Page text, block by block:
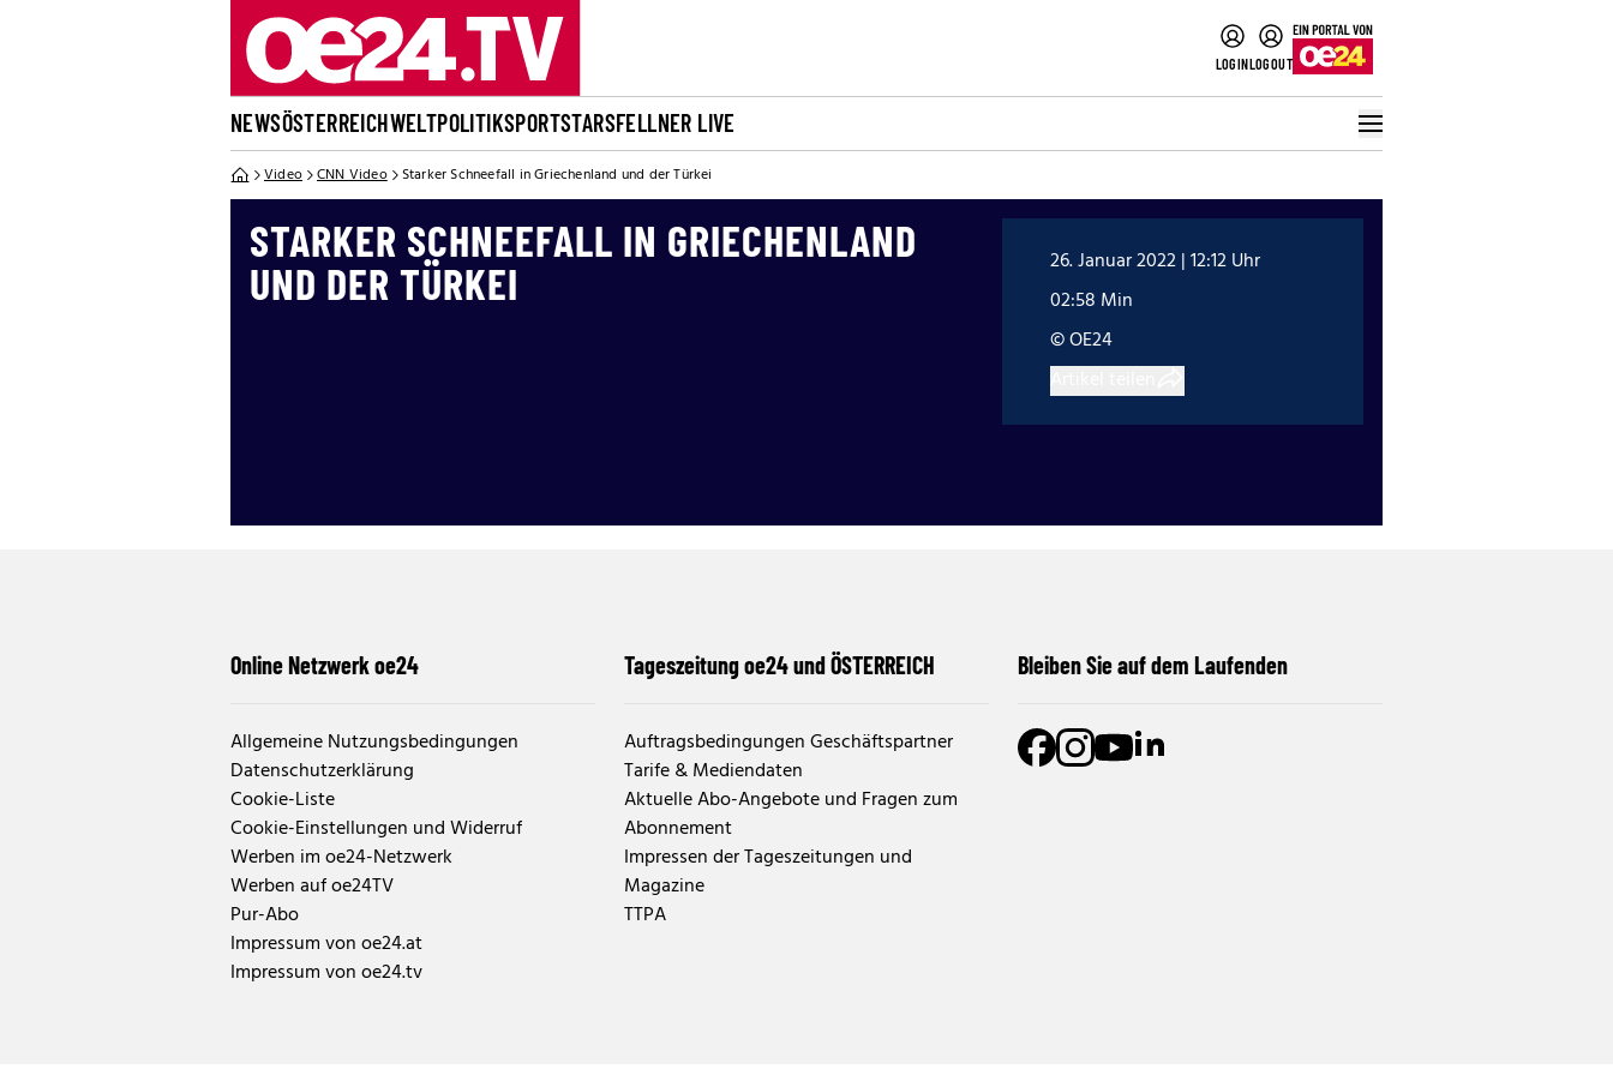
LOGINLOGOUT
NEWSÖSTERREICHWELTPOLITIKSPORTSTARSFELLNER LIVE
Video CNN Video Starker Schneefall in Griechenland und der Türkei
STARKER SCHNEEFALL IN GRIECHENLAND
UND DER TÜRKEI
26. Januar 2022 | 12:12 Uhr
02:58 Min
© OE24
Online Netzwerk oe24
Allgemeine Nutzungsbedingungen
Datenschutzerklärung
Cookie-Liste
Cookie-Einstellungen und Widerruf
Werben im oe24-Netzwerk
Werben auf oe24TV
Pur-Abo
Impressum von oe24.at
Impressum von oe24.tv
Tageszeitung oe24 und ÖSTERREICH
Auftragsbedingungen Geschäftspartner
Tarife & Mediendaten
Aktuelle Abo-Angebote und Fragen zum
Abonnement
Impressen der Tageszeitungen und
Magazine
TTPA
Bleiben Sie auf dem Laufenden